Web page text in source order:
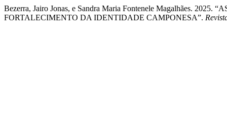
Bezerra, Jairo Jonas, e Sandra Maria Fontenele Magalhães.
FORTALECIMENTO DA IDENTIDADE CAMPONESA”.